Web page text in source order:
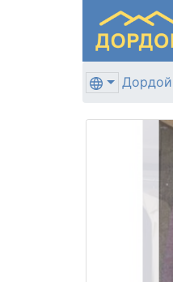
Дордой